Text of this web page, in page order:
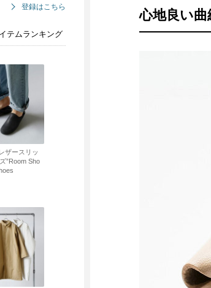
登録はこちら
テムランキング
ザースリッ
”Room Sho
心地良い曲